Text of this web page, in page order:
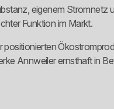
eigenem Stromnetz
Funktion im Markt.
positionierten
Annweiler ernsthaft in